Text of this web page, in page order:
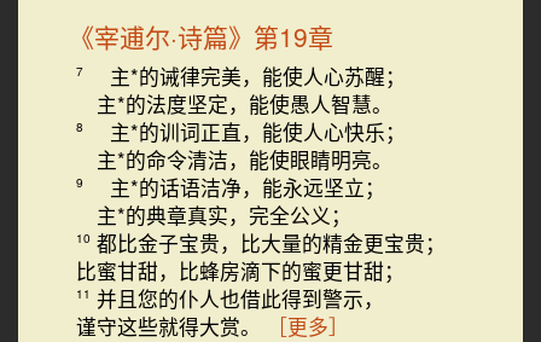
《宰逋尔·诗篇》第19章
7
主*的诫律完美，能使人心苏醒；
主*的法度坚定，能使愚人智慧。
8
主*的训词正直，能使人心快乐；
主*的命令清洁，能使眼睛明亮。
9
主*的话语洁净，能永远坚立；
主*的典章真实，完全公义；
10 都比金子宝贵，比大量的精金更宝贵；
比蜜甘甜，比蜂房滴下的蜜更甘甜；
11 并且您的仆人也借此得到警示，
谨守这些就得大赏。
［更多］